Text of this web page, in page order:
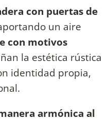
con puertas de
un aire
con motivos
la estética rústica
identidad propia,
armónica al